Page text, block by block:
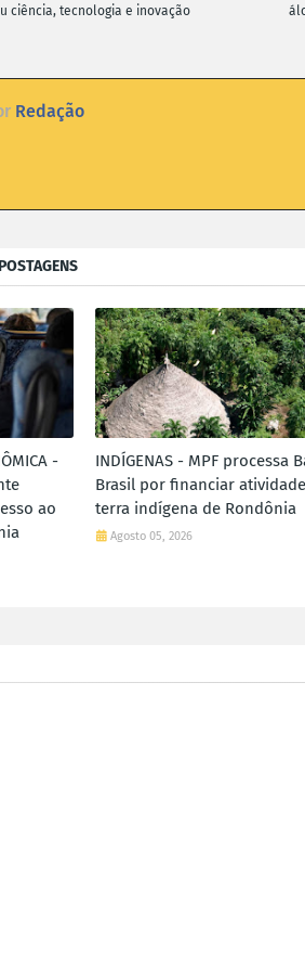
ciência, tecnologia e inovação
Redação
-
ao
INDÍGENAS - MPF processa
Brasil por financiar
terra indígena de Rondônia
Agosto 05, 2026